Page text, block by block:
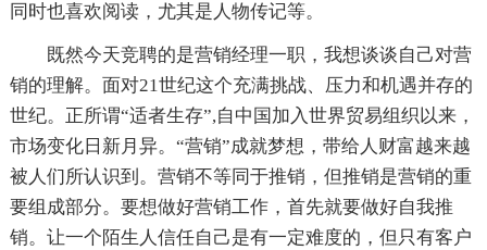
同时也喜欢阅读，尤其是人物传记等。
既然今天竞聘的是营销经理一职，我想谈谈自己对营
销的理解。面对21世纪这个充满挑战、压力和机遇并存的
世纪。正所谓“适者生存”,自中国加入世界贸易组织以来，
市场变化日新月异。“营销”成就梦想，带给人财富越来越
被人们所认识到。营销不等同于推销，但推销是营销的重
要组成部分。要想做好营销工作，首先就要做好自我推
销。让一个陌生人信任自己是有一定难度的，但只有客户